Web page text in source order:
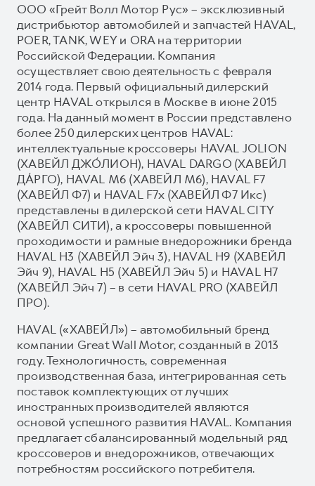
ООО «Грейт Волл Мотор Рус» – эксклюзивный
дистрибьютор автомобилей и запчастей HAVAL,
POER, TANK, WEY и ORA на территории
Российской Федерации. Компания
осуществляет свою деятельность с февраля
2014 года. Первый официальный дилерский
центр HAVAL открылся в Москве в июне 2015
года. На данный момент в России представлено
более 250 дилерских центров HAVAL:
интеллектуальные кроссоверы HAVAL JOLION
(ХАВЕЙЛ ДЖО́ЛИОН), HAVAL DARGO (ХАВЕЙЛ
ДА́РГО), HAVAL М6 (ХАВЕЙЛ M6), HAVAL F7
(ХАВЕЙЛ Ф7) и HAVAL F7x (ХАВЕЙЛ Ф7 Икс)
представлены в дилерской сети HAVAL CITY
(ХАВЕЙЛ СИТИ), а кроссоверы повышенной
проходимости и рамные внедорожники бренда
HAVAL H3 (ХАВЕЙЛ Эйч 3), HAVAL H9 (ХАВЕЙЛ
Эйч 9), HAVAL H5 (ХАВЕЙЛ Эйч 5) и HAVAL H7
(ХАВЕЙЛ Эйч 7) – в сети HAVAL PRO (ХАВЕЙЛ
ПРО).
HAVAL («ХАВЕЙЛ») – автомобильный бренд
компании Great Wall Motor, созданный в 2013
году. Технологичность, современная
производственная база, интегрированная сеть
поставок комплектующих от лучших
иностранных производителей являются
основой успешного развития HAVAL. Компания
предлагает сбалансированный модельный ряд
кроссоверов и внедорожников, отвечающих
потребностям российского потребителя.